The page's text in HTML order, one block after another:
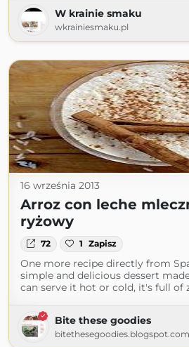
W krainie smaku
wkrainiesmaku.pl
16 września 2013
Arroz con leche
ryżowy
72 1 Zapisz
One more recipe directly from
simple and delicious dessert
can serve it hot or cold, it's full of
Bite these goodies
bitethesegoodies.blogspot.com